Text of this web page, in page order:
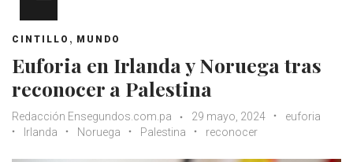
CINTILLO , MUNDO
Euforia en Irlanda y Noruega tras
reconocer a Palestina
Redacción Ensegundos.com.pa 29 mayo, 2024
euforia
Irlanda
Noruega Palestina reconocer